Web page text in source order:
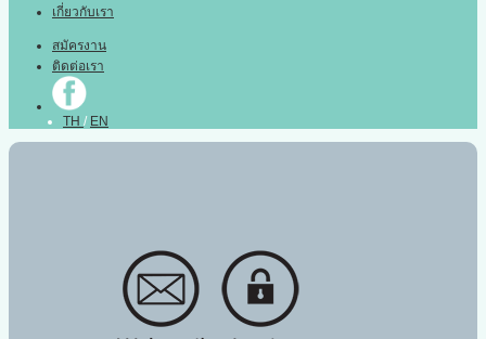
เกี่ยวกับเรา
สมัครงาน
ติดต่อเรา
TH / EN